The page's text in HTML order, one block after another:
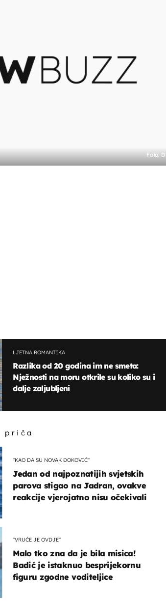
Foto:
LJETNA ROMANTIKA
Razlika od 20 godina im ne smeta:
Nježnosti na moru otkrile su koliko su i
dalje zaljubljeni
priča
"KAO DA SU NOVAK ĐOKOVIĆ"
Jedan od najpoznatijih svjetskih
parova stigao na Jadran, ovakve
reakcije vjerojatno nisu očekivali
"VRUĆE JE OVDJE"
Malo tko zna da je bila misica!
Badić je istaknuo besprijekornu
figuru zgodne voditeljice